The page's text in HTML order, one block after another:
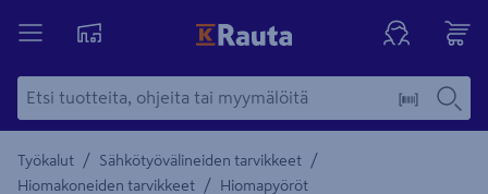
Työkalut / Sähkötyövälineiden tarvikkeet /
Hiomakoneiden tarvikkeet / Hiomapyöröt